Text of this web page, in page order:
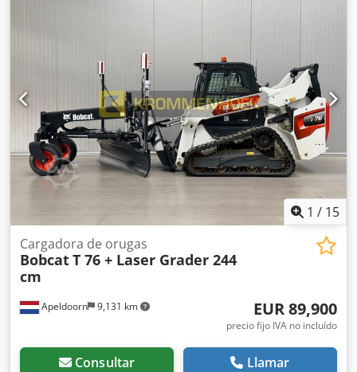
opciones y equipamiento = - 3er circuito hidráulico - Faros
de trabajo - Orugas de goma - Alto caudal - Acoplador
rápido hidráulico - Radio = Observaciones = Tren motriz
Normativa / Nivel: Stage IV / Tier IV final General País de
fabricación: EE.UU. Estado Chjdpfx Aoyc Nxtsd Sja Tipo CE:
CE Hidráulica auxiliar de alto caudal, 2 velocidades de
traslación, suspensión del tren de rodaje, focos de trabajo
adicionales, acoplador rápido hidráulico, radio, asiento
neumático, pintura original.
1 / 15
Apeldoorn 9,131 km
Cargadora de orugas
BobcatT 76 + Laser Grader 244
cm
EUR 89,900
precio fijo IVA no incluído
Consultar Llamar